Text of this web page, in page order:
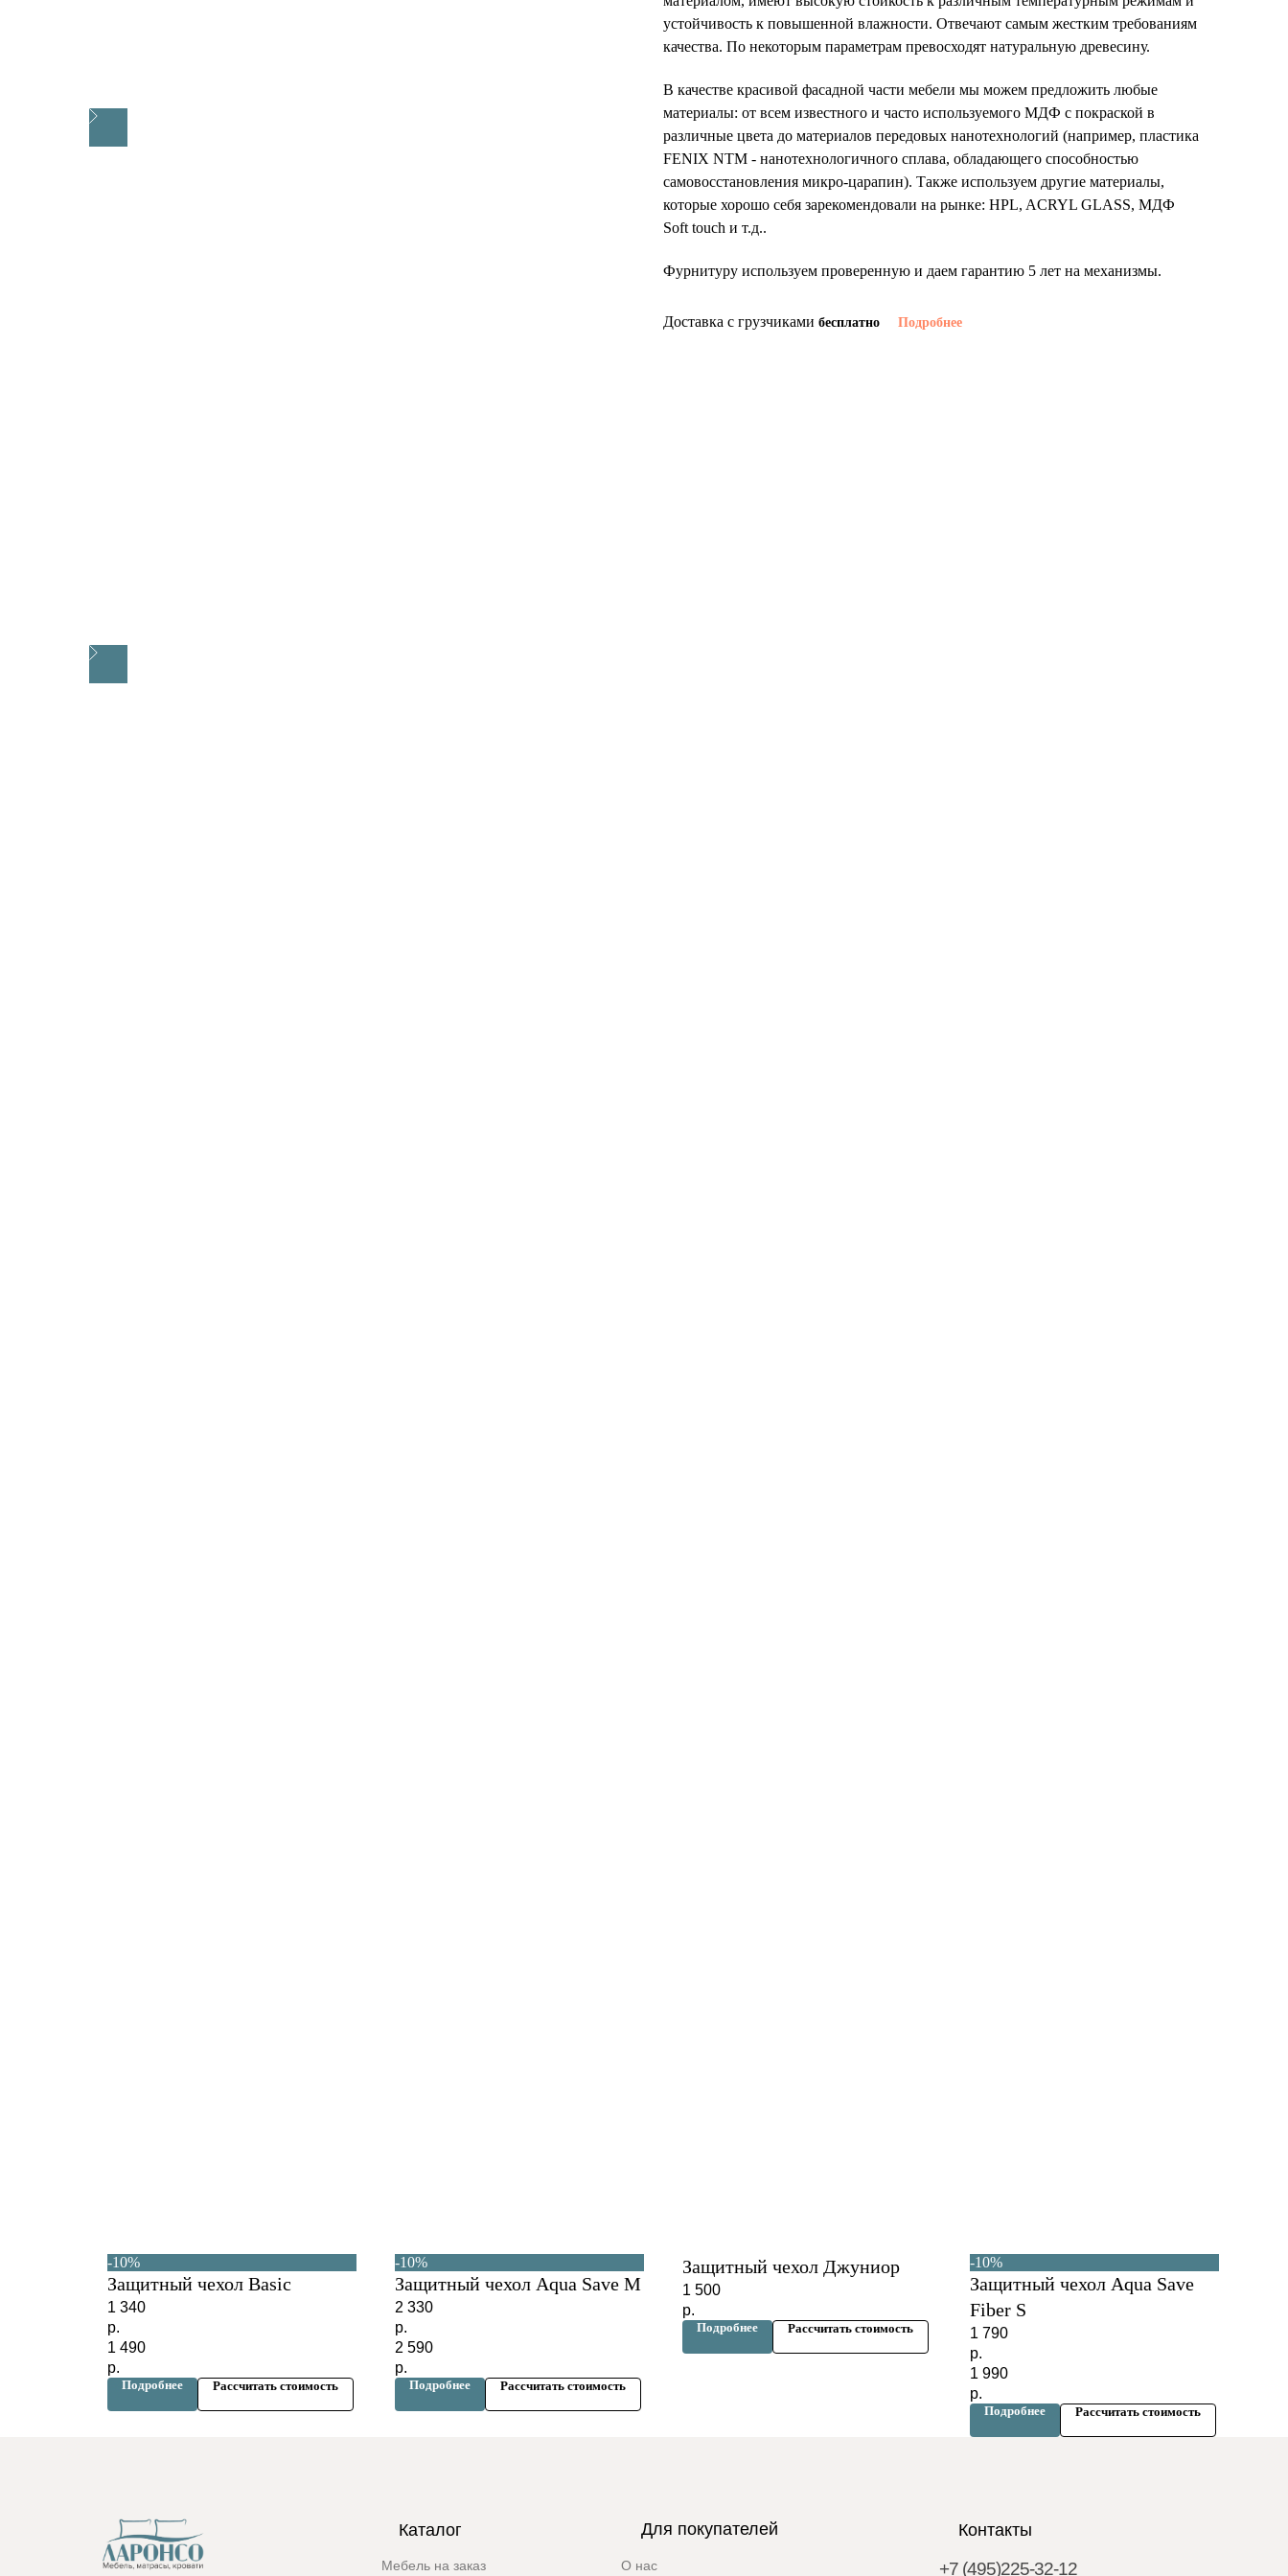
устойчивость к повышенной влажности. Отвечают самым жестким требованиям
качества. По некоторым параметрам превосходят натуральную древесину.
В качестве красивой фасадной части мебели мы можем предложить любые
материалы: от всем известного и часто используемого МДФ с покраской в
различные цвета до материалов передовых нанотехнологий (например, пластика
FENIX NTM - нанотехнологичного сплава, обладающего способностью
самовосстановления микро-царапин). Также используем другие материалы,
которые хорошо себя зарекомендовали на рынке: HPL, ACRYL GLASS, МДФ
Soft touch и т.д..
Фурнитуру используем проверенную и даем гарантию 5 лет на механизмы.
Доставка с грузчиками бесплатно Подробнее
-10%
Защитный чехол Basic
1 340
р.
1 490
р.
Подробнее Рассчитать стоимость
-10%
Защитный чехол Aqua Save M
2 330
р.
2 590
р.
Подробнее Рассчитать стоимость
Защитный чехол Джуниор
1 500
р.
Подробнее Рассчитать стоимость
-10%
Защитный чехол Aqua Save
Fiber S
1 790
р.
1 990
р.
Подробнее Рассчитать стоимость
Мебель на заказ
Каталог Для покупателей Контакты
+7 (495)225-32-12
О нас